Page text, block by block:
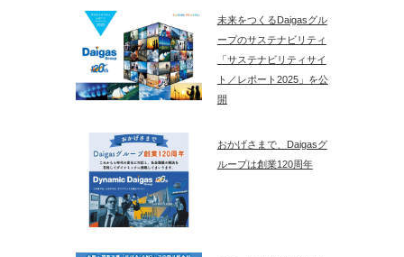
未来をつくるDaigasグル
ープのサステナビリティ
「サステナビリティサイ
ト／レポート2025」を公
開
おかげさまで、Daigasグ
ループは創業120周年